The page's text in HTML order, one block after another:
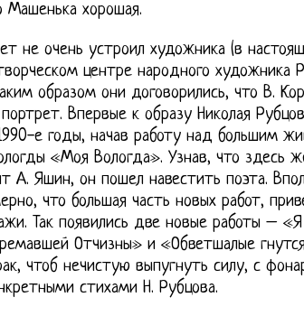
хорошая.
не очень устроил художника (в
центре народного художника
образом они договорились, что В.
Впервые к образу Николая
е годы, начав работу над большим
«Моя Вологда». Узнав, что здесь
А. Яшин, он пошел навестить поэта.
что большая часть новых работ,
Так появились две новые работы –
Отчизны» и «Обветшалые
чтоб нечистую выпугнуть силу, с
стихами Н. Рубцова.